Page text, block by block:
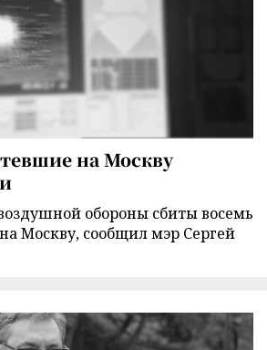
на Москву
обороны сбиты восемь
Москву, сообщил мэр Сергей